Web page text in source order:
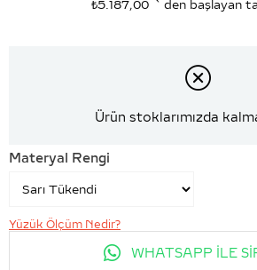
₺5.187,00 `den başlayan
Ürün stoklarımızda
Materyal Rengi
Yüzük Ölçüm Nedir?
WHATSAPP İLE